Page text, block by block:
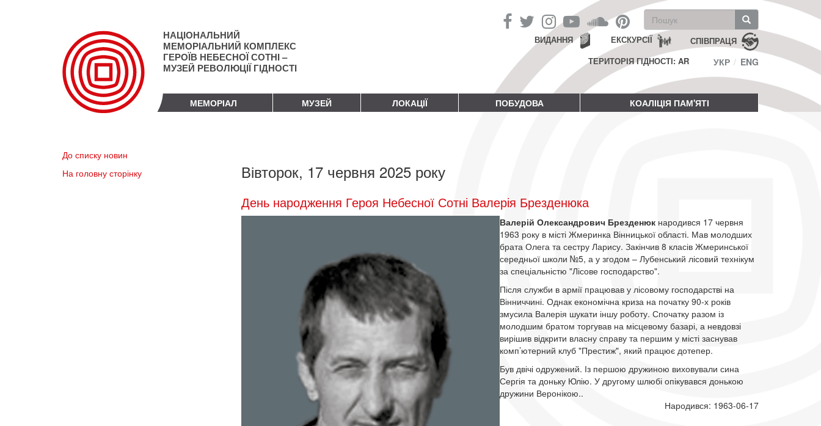
НАЦІОНАЛЬНИЙ
МЕМОРІАЛЬНИЙ КОМПЛЕКС
ГЕРОЇВ НЕБЕСНОЇ СОТНІ –
МУЗЕЙ РЕВОЛЮЦІЇ ГІДНОСТІ
Пошукова
форма
Пошук СПІВПРАЦЯ
ЕКСКУРСІЇ
ВИДАННЯ
ТЕРИТОРІЯ ГІДНОСТІ: AR
УКР ENG
МЕМОРІАЛ МУЗЕЙ ЛОКАЦІЇ ПОБУДОВА КОАЛІЦІЯ ПАМ'ЯТІ
До списку новин
На головну сторінку
Вівторок, 17 червня 2025 року
День народження Героя Небесної Сотні Валерія Брезденюка
Валерій Олександрович Брезденюк народився 17 червня
1963 року в місті Жмеринка Вінницької області. Мав молодших
брата Олега та сестру Ларису. Закінчив 8 класів Жмеринської
середньої школи №5, а у згодом – Лубенський лісовий технікум
за спеціальністю "Лісове господарство".
Після служби в армії працював у лісовому господарстві на
Вінниччині. Однак економічна криза на початку 90-х років
змусила Валерія шукати іншу роботу. Спочатку разом із
молодшим братом торгував на місцевому базарі, а невдовзі
вирішив відкрити власну справу та першим у місті заснував
комп’ютерний клуб "Престиж", який працює дотепер.
Був двічі одружений. Із першою дружиною виховували сина
Сергія та доньку Юлію. У другому шлюбі опікувався донькою
дружини Веронікою..
Народився: 1963-06-17